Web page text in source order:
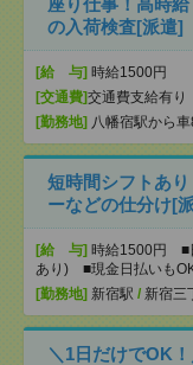
座り仕事！高時
の入荷検査[派遣]
[給 与] 時給1500円
[交通費]交通費支給有り
[勤務地] 八幡宿駅から
短時間シフトあ
ーなどの仕分け[
[給 与] 時給1500円 ■
あり) ■現金日払いも
[勤務地] 新宿駅 / 新宿三
＼1日だけでOK